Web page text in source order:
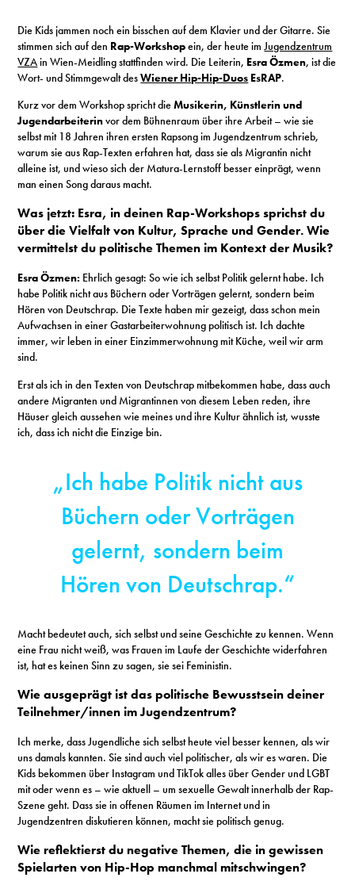
Die Kids jammen noch ein bisschen auf dem Klavier und der Gitarre. Sie
stimmen sich auf den Rap-Workshopein, der heute imJugendzentrum
VZAin Wien-Meidling stattfinden wird. Die Leiterin, Esra Özmen, ist die
Wort- und Stimmgewalt desWiener Hip-Hip-Duos EsRAP.
Kurz vor dem Workshop spricht dieMusikerin, Künstlerin und
Jugendarbeiterinvor dem Bühnenraum über ihre Arbeit – wie sie
selbst mit 18 Jahren ihren ersten Rapsong im Jugendzentrum schrieb,
warum sie aus Rap-Texten erfahren hat, dass sie als Migrantin nicht
alleine ist, und wieso sich der Matura-Lernstoff besser einprägt, wenn
man einen Song daraus macht.
Was jetzt: Esra, in deinen Rap-Workshops sprichst du
über die Vielfalt von Kultur, Sprache und Gender. Wie
vermittelst du politische Themen im Kontext der Musik?
Esra Özmen: Ehrlich gesagt: So wie ich selbst Politik gelernt habe. Ich
habe Politik nicht aus Büchern oder Vorträgen gelernt, sondern beim
Hören von Deutschrap. Die Texte haben mir gezeigt, dass schon mein
Aufwachsen in einer Gastarbeiterwohnung politisch ist. Ich dachte
immer, wir leben in einer Einzimmerwohnung mit Küche, weil wir arm
sind.
Erst als ich in den Texten von Deutschrap mitbekommen habe, dass auch
andere Migranten und Migrantinnen von diesem Leben reden, ihre
Häuser gleich aussehen wie meines und ihre Kultur ähnlich ist, wusste
ich, dass ich nicht die Einzige bin.
„Ich habe Politik nicht aus
Büchern oder Vorträgen
gelernt, sondern beim
Hören von Deutschrap.“
Macht bedeutet auch, sich selbst und seine Geschichte zu kennen. Wenn
eine Frau nicht weiß, was Frauen im Laufe der Geschichte widerfahren
ist, hat es keinen Sinn zu sagen, sie sei Feministin.
Wie ausgeprägt ist das politische Bewusstsein deiner
Teilnehmer/innen im Jugendzentrum?
Ich merke, dass Jugendliche sich selbst heute viel besser kennen, als wir
uns damals kannten. Sie sind auch viel politischer, als wir es waren. Die
Kids bekommen über Instagram und TikTok alles über Gender und LGBT
mit oder wenn es – wie aktuell – um sexuelle Gewalt innerhalb der Rap-
Szene geht. Dass sie in offenen Räumen im Internet und in
Jugendzentren diskutieren können, macht sie politisch genug.
Wie reflektierst du negative Themen, die in gewissen
Spielarten von Hip-Hop manchmal mitschwingen?